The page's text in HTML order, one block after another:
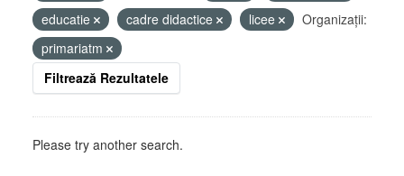
educatie
cadre didactice licee
Organizații:
primariatm
Filtrează Rezultatele
Please try another search.